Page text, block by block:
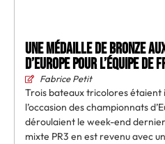
Une médaille de bronze
d’Europe pour l’équipe de
Fabrice Petit
Trois bateaux tricolores
l’occasion des championnats
déroulaient le week-end
mixte PR3 en est revenu avec